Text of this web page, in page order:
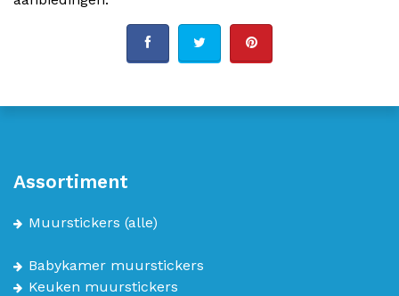
Assortiment
Muurstickers (alle)
Babykamer muurstickers
Keuken muurstickers